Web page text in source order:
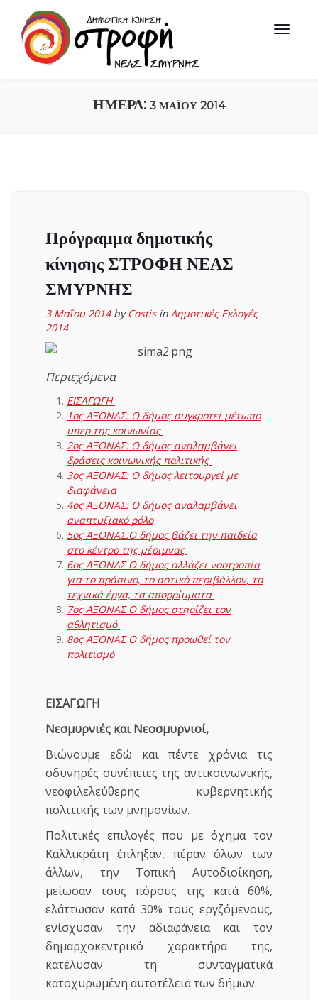
ΗΜΈΡΑ: 3 ΜΑΪ́ΟΥ 2014
Πρόγραμμα δημοτικής
κίνησης ΣΤΡΟΦΗ ΝΕΑΣ
ΣΜΥΡΝΗΣ
3 Μαΐου 2014 byCostis in Δημοτικές Εκλογές
2014
Περιεχόμενα
ΕΙΣΑΓΩΓΗ
1ος ΑΞΟΝΑΣ: Ο δήμος συγκροτεί μέτωπο
υπερ της κοινωνίας
2ος ΑΞΟΝΑΣ: Ο δήμος αναλαμβάνει
δράσεις κοινωνικής πολιτικής
3ος ΑΞΟΝΑΣ: Ο δήμος λειτουργεί με
διαφάνεια
4ος ΑΞΟΝΑΣ: Ο δήμος αναλαμβάνει
αναπτυξιακό ρόλο
5ος ΑΞΟΝΑΣ:Ο δήμος βάζει την παιδεία
στο κέντρο της μέριμνας
6ος ΑΞΟΝΑΣ Ο δήμος αλλάζει νοοτροπία
για το πράσινο, το αστικό περιβάλλον, τα
τεχνικά έργα, τα απορρίμματα
7ος ΑΞΟΝΑΣ Ο δήμος στηρίζει τον
αθλητισμό
8ος ΑΞΟΝΑΣ Ο δήμος προωθεί τον
πολιτισμό
ΕΙΣΑΓΩΓΗ
Νεσμυρνιές και Νεοσμυρνιοί,
Βιώνουμε εδώ και πέντε χρόνια τις
οδυνηρές συνέπειες της αντικοινωνικής,
νεοφιλελεύθερης κυβερνητικής
πολιτικής των μνημονίων.
Πολιτικές επιλογές που με όχημα τον
Καλλικράτη έπληξαν, πέραν όλων των
άλλων, την Τοπική Αυτοδιοίκηση,
μείωσαν τους πόρους της κατά 60%,
ελάττωσαν κατά 30% τους εργζόμενους,
ενίσχυσαν την αδιαφάνεια και τον
δημαρχοκεντρικό χαρακτήρα της,
κατέλυσαν τη συνταγματικά
κατοχυρωμένη αυτοτέλεια των δήμων.